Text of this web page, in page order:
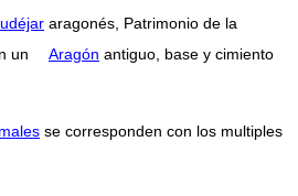
aragonés, Patrimonio de la
un
Aragón antiguo, base y cimiento
se corresponden con los multiples